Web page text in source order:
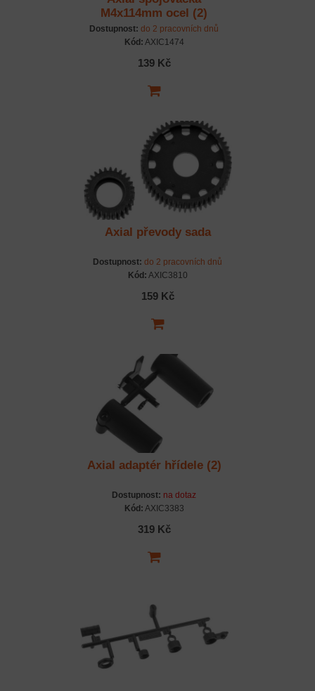
M4x114mm ocel (2)
Dostupnost: do 2 pracovních dnů
Kód: AXIC1474
139 Kč
Axial převody sada
Dostupnost: do 2 pracovních dnů
Kód: AXIC3810
159 Kč
Axial adaptér hřídele (2)
Dostupnost: na dotaz
Kód: AXIC3383
319 Kč